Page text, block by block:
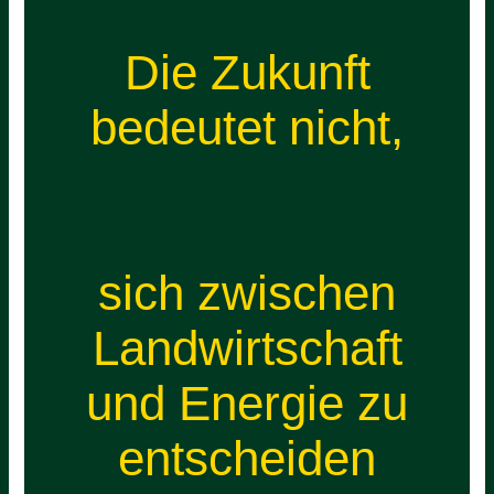
Die Zukunft
bedeutet nicht,
sich zwischen
Landwirtschaft
und Energie zu
entscheiden